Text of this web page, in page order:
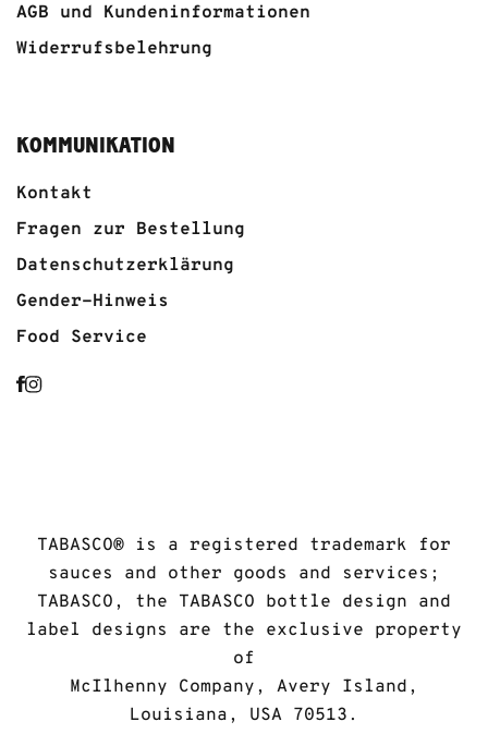
AGB und Kundeninformationen
Widerrufsbelehrung
KOMMUNIKATION
Kontakt
Fragen zur Bestellung
Datenschutzerklärung
Gender-Hinweis
Food Service
TABASCO® is a registered trademark for
sauces and other goods and services;
TABASCO, the TABASCO bottle design and
label designs are the exclusive property
of
McIlhenny Company, Avery Island,
Louisiana, USA 70513.